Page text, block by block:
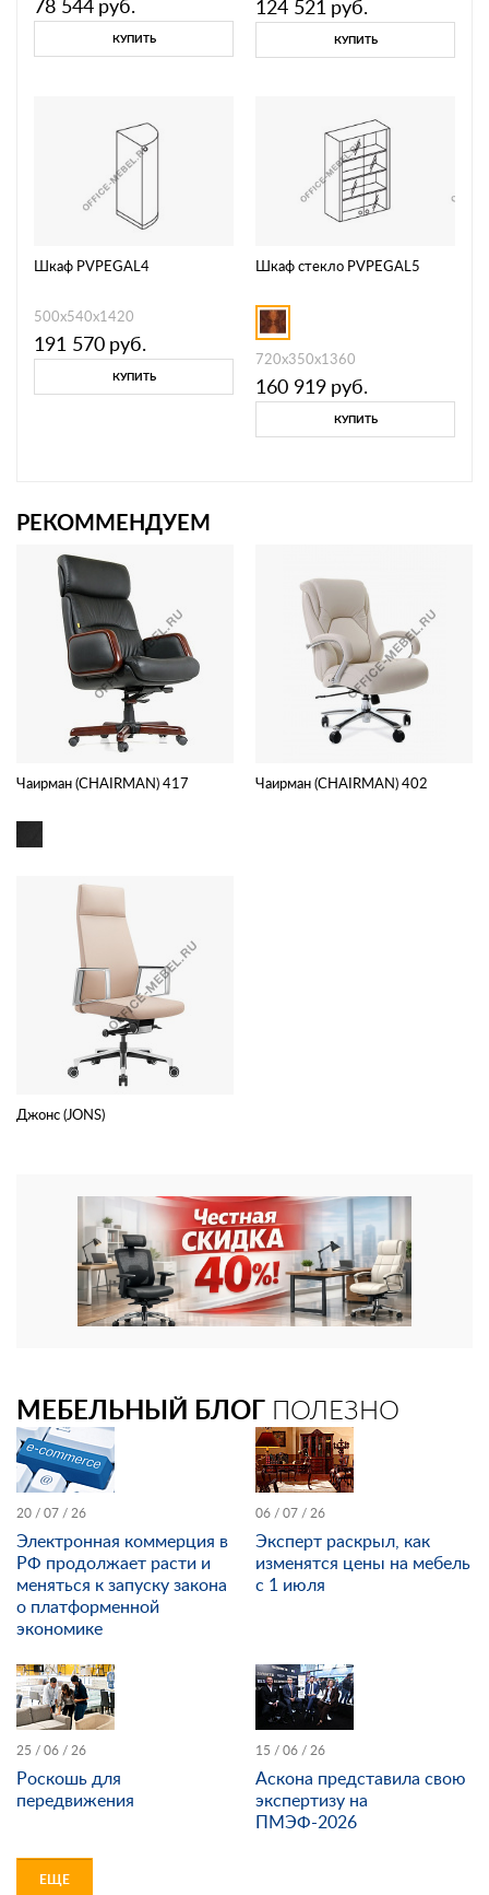
78 544 руб.
КУПИТЬ
124 521 руб.
КУПИТЬ
Шкаф PVPEGAL4
500x540x1420
191 570 руб.
КУПИТЬ
Шкаф стекло PVPEGAL5
720x350x1360
160 919 руб.
КУПИТЬ
РЕКОММЕНДУЕМ
Чаирман (CHAIRMAN) 417 Чаирман (CHAIRMAN) 402
Джонс (JONS)
МЕБЕЛЬНЫЙ БЛОГ ПОЛЕЗНО
20 / 07 / 26
Электронная коммерция в
РФ продолжает расти и
меняться к запуску закона
о платформенной
экономике
06 / 07 / 26
Эксперт раскрыл, как
изменятся цены на мебель
с 1 июля
25 / 06 / 26
Роскошь для
передвижения
15 / 06 / 26
Аскона представила свою
экспертизу на
ПМЭФ-2026
ЕЩЕ